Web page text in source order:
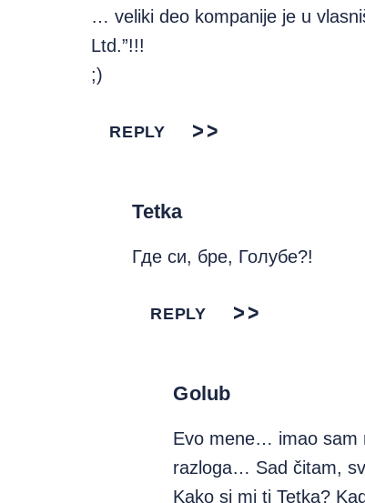
… veliki deo kompanije je u
Ltd.”!!!
;)
REPLY
Tetka
Где си, бре, Голубе?!
REPLY
Golub
Evo mene… imao sam
razloga… Sad čitam,
Kako si mi ti Tetka?